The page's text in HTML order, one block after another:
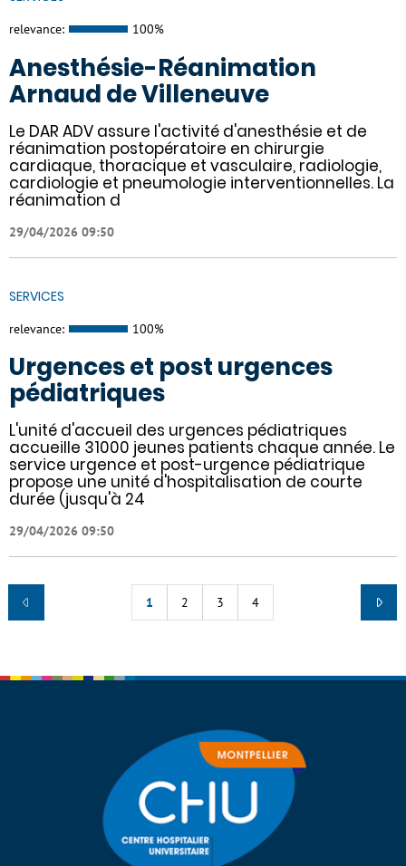
relevance: 100%
Anesthésie-Réanimation
Arnaud de Villeneuve
Le DAR ADV assure l'activité d'anesthésie et de
réanimation postopératoire en chirurgie
cardiaque, thoracique et vasculaire, radiologie,
cardiologie et pneumologie interventionnelles. La
réanimation d
29/04/2026 09:50
SERVICES
relevance: 100%
Urgences et post urgences
pédiatriques
L'unité d'accueil des urgences pédiatriques
accueille 31000 jeunes patients chaque année. Le
service urgence et post-urgence pédiatrique
propose une unité d'hospitalisation de courte
durée (jusqu'à 24
29/04/2026 09:50
1 2 3 4